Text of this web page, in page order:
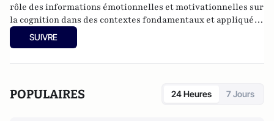
rôle des informations émotionnelles et motivationnelles sur
la cognition dans des contextes fondamentaux et appliqués,
avec un accent particulier sur la compréhension des
contributions des différences individuelles aux interactions
SUIVRE
POPULAIRES 24 Heures 7 Jours